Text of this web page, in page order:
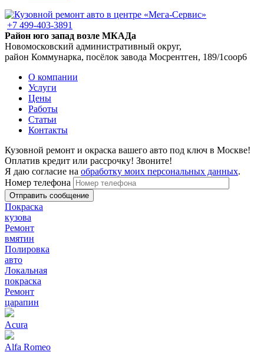
+7 499-403-3891
Район юго запад возле МКАДа
Новомосковский административный округ,
район Коммунарка, посёлок завода Мосрентген, 189/1соор6
О компании
Услуги
Цены
Работы
Статьи
Контакты
Кузовной ремонт и окраска вашего авто под ключ в Москве!
Оплатив кредит или рассрочку! Звоните!
Я даю согласие на обработку моих персональных данных.
Номер телефона
Покраска
кузова
Ремонт
вмятин
Полировка
авто
Локальная
покраска
Ремонт
царапин
Acura
Alfa Romeo